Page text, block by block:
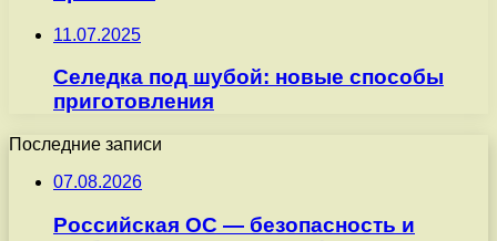
11.07.2025
Селедка под шубой: новые способы
приготовления
Последние записи
07.08.2026
Российская ОС — безопасность и